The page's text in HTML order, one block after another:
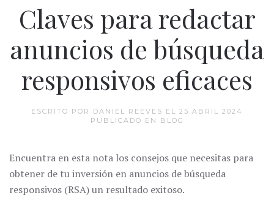
Claves para redactar
anuncios de búsqueda
responsivos eficaces
ESCRITO POR DANIEL REEVES EL 25 ABRIL 2024
PUBLICADO EN
BLOG
Encuentra en esta nota los consejos que necesitas para
obtener de tu inversión en anuncios de búsqueda
responsivos (RSA) un resultado exitoso.